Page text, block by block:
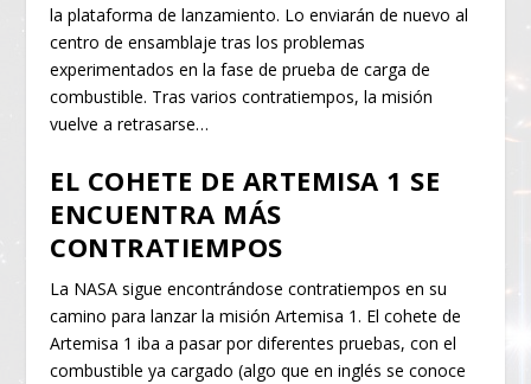
la plataforma de lanzamiento. Lo enviarán de nuevo al
centro de ensamblaje tras los problemas
experimentados en la fase de prueba de carga de
combustible. Tras varios contratiempos, la misión
vuelve a retrasarse…
EL COHETE DE ARTEMISA 1 SE
ENCUENTRA MÁS
CONTRATIEMPOS
La NASA sigue encontrándose contratiempos en su
camino para lanzar la misión Artemisa 1. El cohete de
Artemisa 1 iba a pasar por diferentes pruebas, con el
combustible ya cargado (algo que en inglés se conoce